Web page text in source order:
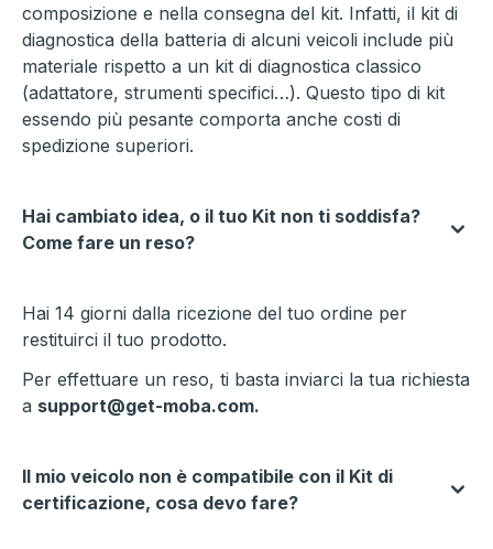
composizione e nella consegna del kit. Infatti, il kit di
diagnostica della batteria di alcuni veicoli include più
materiale rispetto a un kit di diagnostica classico
(adattatore, strumenti specifici…). Questo tipo di kit
essendo più pesante comporta anche costi di
spedizione superiori.
Hai cambiato idea, o il tuo Kit non ti soddisfa?
Come fare un reso?
Hai 14 giorni dalla ricezione del tuo ordine per
restituirci il tuo prodotto.
Per effettuare un reso, ti basta inviarci la tua richiesta
a support@get-moba.com.
Il mio veicolo non è compatibile con il Kit di
certificazione, cosa devo fare?